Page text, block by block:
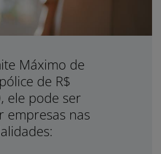
Máximo de
de R$
ele pode ser
empresas nas